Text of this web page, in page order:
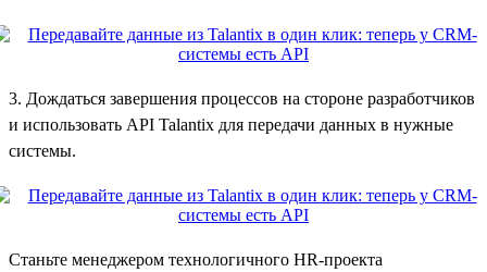
3. Дождаться завершения процессов на стороне разработчиков
и использовать API Talantix для передачи данных в нужные
системы.
Станьте менеджером технологичного HR-проекта